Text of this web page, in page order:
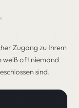
Zugang zu Ihrem
weiß oft niemand
sind.